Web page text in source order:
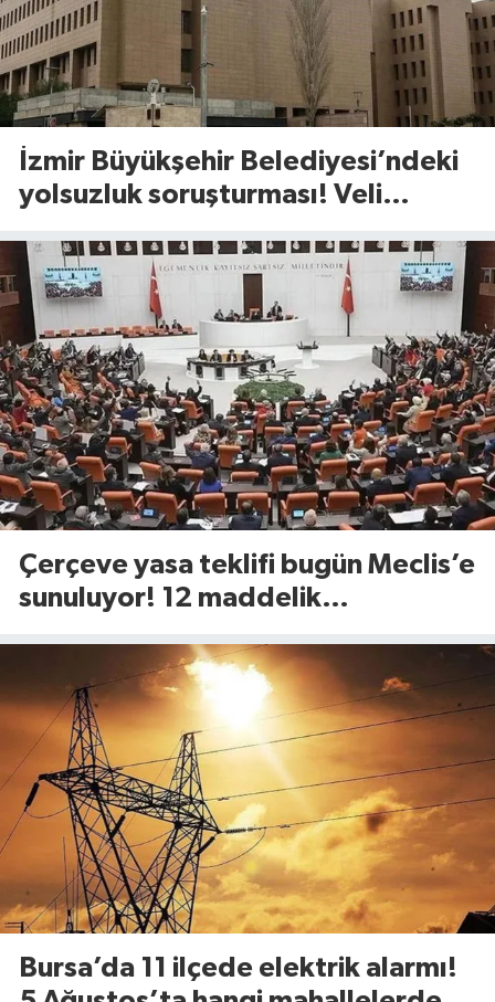
İzmir Büyükşehir Belediyesi’ndeki
yolsuzluk soruşturması! Veli
Çerçeve yasa teklifi bugün Meclis’e
sunuluyor! 12 maddelik
Bursa’da 11 ilçede elektrik alarmı!